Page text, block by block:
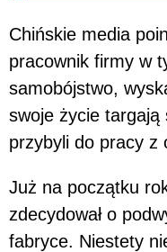
Chińskie media
pracownik firmy w
samobójstwo,
swoje życie targają
przybyli do pracy z
Już na początku
zdecydował o
fabryce. Niestety